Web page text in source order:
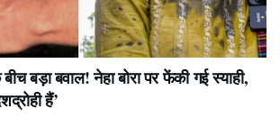
बीच बड़ा बवाल! नेहा बोरा पर फेंकी गई स्याही,
हैं’